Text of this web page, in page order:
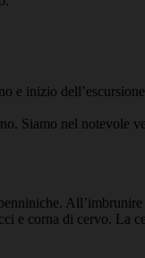
e inizio
Siamo nel
corna di cervo. La